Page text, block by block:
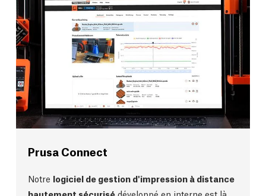
Prusa Connect
Notre logiciel de gestion d'impression à distance